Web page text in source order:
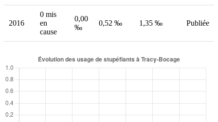
2016
0 mis
en
cause
0,00
‰
0,52 ‰ 1,35 ‰ Publiée